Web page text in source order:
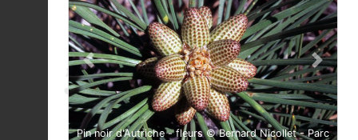
Pin noir d'Autriche - fleurs © Bernard Nicollet - Parc
Previous Next